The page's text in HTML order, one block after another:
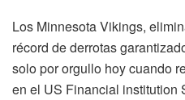
Los Minnesota Vikings,
récord de derrotas
solo por orgullo hoy cuando
en el US Financial institution